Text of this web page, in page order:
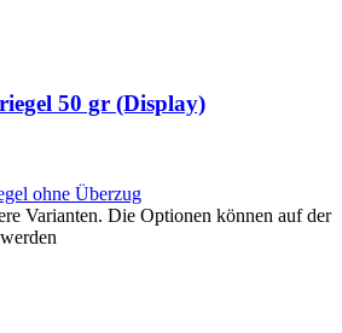
50 gr (Display)
ohne Überzug
Varianten. Die Optionen können auf der